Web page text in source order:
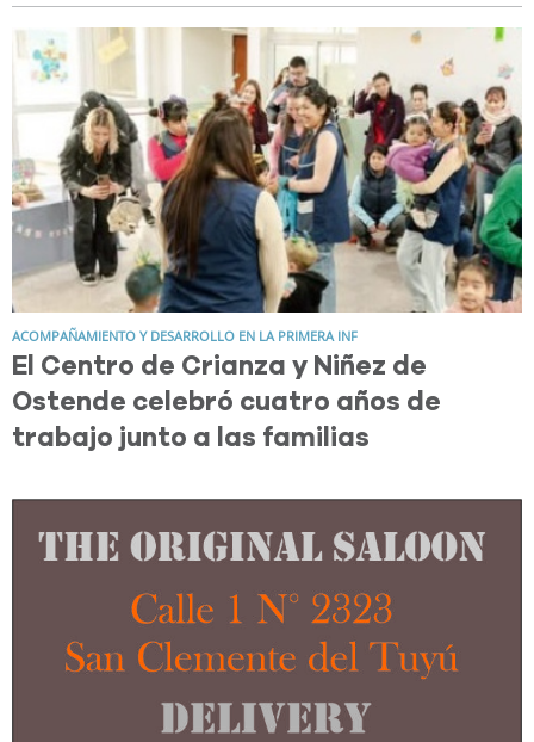
ACOMPAÑAMIENTO Y DESARROLLO EN LA PRIMERA INF
El Centro de Crianza y Niñez de
Ostende celebró cuatro años de
trabajo junto a las familias